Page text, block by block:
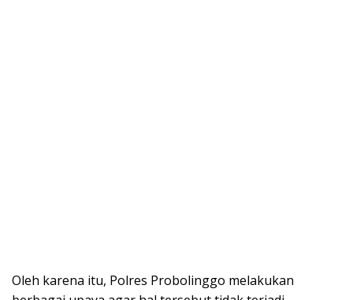
Oleh karena itu, Polres Probolinggo melakukan